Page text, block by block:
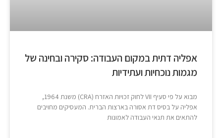
אפליה דתית במקום העבודה: סקירה ובחינה של
מגמות נוכחיות ועתידיות
מבוא על פי סעיף VII לחוק זכויות האזרח (CRA) משנת 1964,
אפליה על בסיס דת אסורה בארצות הברית. המעסיקים מחויבים
להתאים את תנאי העבודה לאמונות